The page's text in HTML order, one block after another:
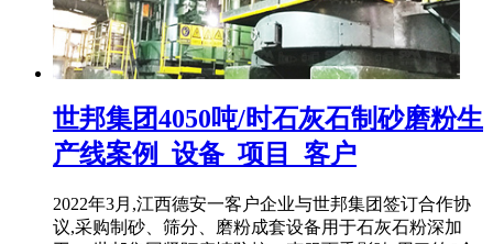
世邦集团4050吨/时石灰石制砂磨粉生
产线案例_设备_项目_客户
2022年3月,江西德安一客户企业与世邦集团签订合作协
议,采购制砂、筛分、磨粉成套设备用于石灰石粉深加